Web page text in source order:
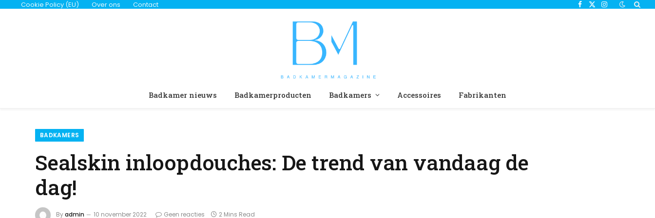
Cookie Policy (EU) Over ons Contact Facebook
X
Instagram
Badkamer nieuws Badkamerproducten Badkamers Accessoires Fabrikanten
BADKAMERS
Sealskin inloopdouches: De trend van vandaag de
dag!
Byadmin 10 november 2022 Geen reacties 2 Mins Read